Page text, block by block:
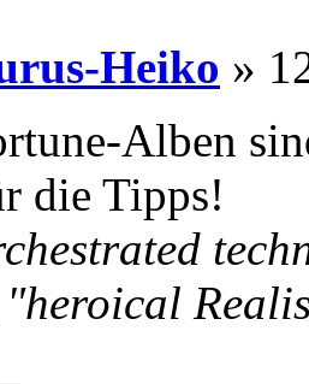
Heiko »
Alben
die Tipps!
"heroical